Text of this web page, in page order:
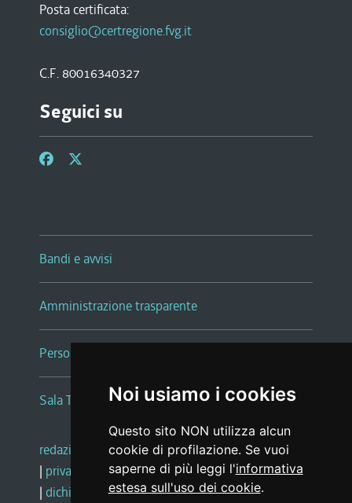
Noi usiamo i cookies
Questo sito NON utilizza alcun
cookie di profilazione. Se vuoi
saperne di più leggi l'informativa
estesa sull'uso dei cookie.
Posta certificata:
consiglio@certregione.fvg.it
C.F. 80016340327
Seguici su
Bandi e avvisi
Amministrazione trasparente
Persone e Uffici
Sala Tiziano Tessitori
redazione web |note legali |glossario
| privacy
social media policy
| dichiarazione di accessibilità |feedback